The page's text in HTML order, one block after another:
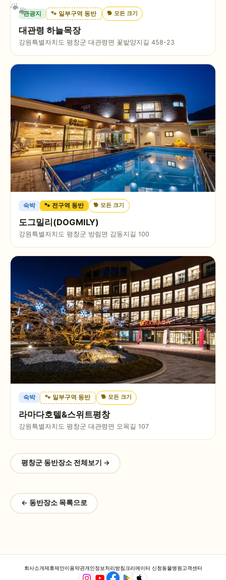
관광지 🐾 일부구역 동반 🐕 모든 크기
대관령 하늘목장
강원특별자치도 평창군 대관령면 꽃밭양지길 458-23
숙박 🐾 전구역 동반 🐕모든 크기
도그밀리(DOGMILY)
강원특별자치도 평창군 방림면 감동지길 100
숙박 🐾 일부구역 동반 🐕 모든 크기
라마다호텔&스위트평창
강원특별자치도 평창군 대관령면 오목길 107
평창군동반장소 전체보기 →
← 동반장소 목록으로
회사소개제휴제안이용약관개인정보처리방침크리에이터 신청동물병원고객센터